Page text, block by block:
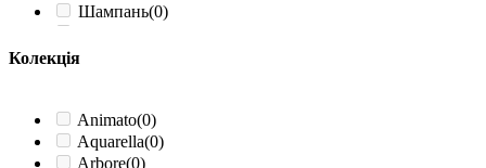
Шампань(0)
Білий
Крижаний
Алюміній(1)
Графіт(1)
Колекція
Animato(0)
Aquarella(0)
Arbore(0)